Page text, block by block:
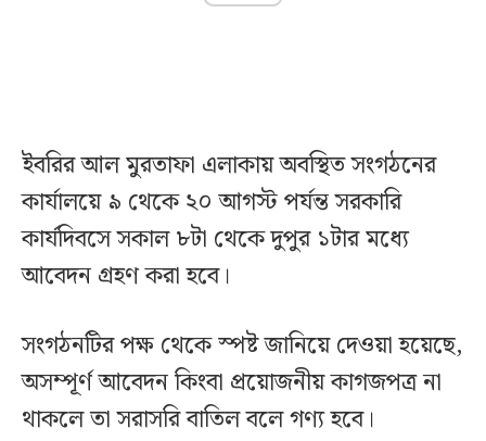
ইবরির আল মুরতাফা এলাকায় অবস্থিত সংগঠনের
কার্যালয়ে ৯ থেকে ২০ আগস্ট পর্যন্ত সরকারি
কার্যদিবসে সকাল ৮টা থেকে দুপুর ১টার মধ্যে
আবেদন গ্রহণ করা হবে।
সংগঠনটির পক্ষ থেকে স্পষ্ট জানিয়ে দেওয়া হয়েছে,
অসম্পূর্ণ আবেদন কিংবা প্রয়োজনীয় কাগজপত্র না
থাকলে তা সরাসরি বাতিল বলে গণ্য হবে।